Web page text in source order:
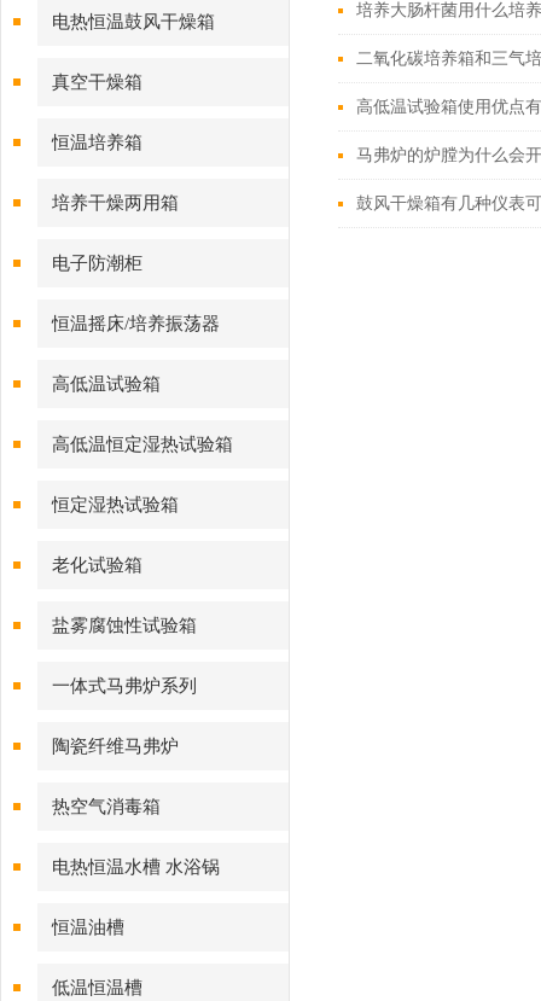
电热恒温鼓风干燥箱
真空干燥箱
恒温培养箱
培养干燥两用箱
电子防潮柜
恒温摇床/培养振荡器
高低温试验箱
高低温恒定湿热试验箱
恒定湿热试验箱
老化试验箱
盐雾腐蚀性试验箱
一体式马弗炉系列
陶瓷纤维马弗炉
热空气消毒箱
电热恒温水槽 水浴锅
恒温油槽
低温恒温槽
培养大肠杆菌用什么培
二氧化碳培养箱和三气
高低温试验箱使用优点
马弗炉的炉膛为什么会
鼓风干燥箱有几种仪表